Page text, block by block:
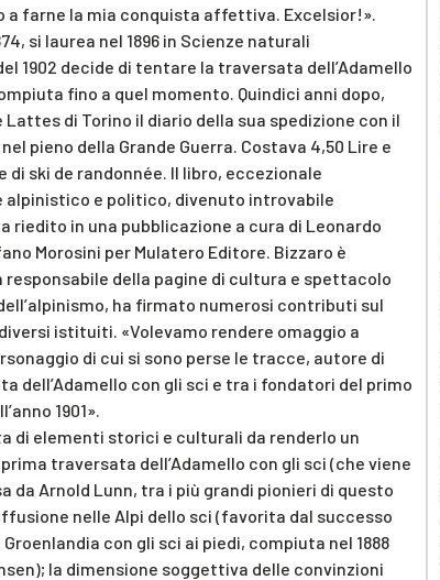
a farne la mia conquista affettiva. Excelsior!».
si laurea nel 1896 in Scienze naturali
1902 decide di tentare la traversata dell’Adamello
fino a quel momento. Quindici anni dopo,
Lattes di Torino il diario della sua spedizione con il
pieno della Grande Guerra. Costava 4,50 Lire e
di ski de randonnée. Il libro, eccezionale
e politico, divenuto introvabile
riedito in una pubblicazione a cura di Leonardo
Morosini per Mulatero Editore. Bizzaro è
della pagine di cultura e spettacolo
ha firmato numerosi contributi sul
istituiti. «Volevamo rendere omaggio a
di cui si sono perse le tracce, autore di
dell’Adamello con gli sci e tra i fondatori del primo
1901».
di elementi storici e culturali da renderlo un
traversata dell’Adamello con gli sci (che viene
da Arnold Lunn, tra i più grandi pionieri di questo
nelle Alpi dello sci (favorita dal successo
con gli sci ai piedi, compiuta nel 1888
la dimensione soggettiva delle convinzioni